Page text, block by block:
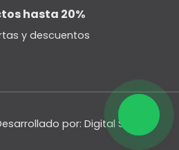
hasta 20%
y descuentos
por: Digital Studio